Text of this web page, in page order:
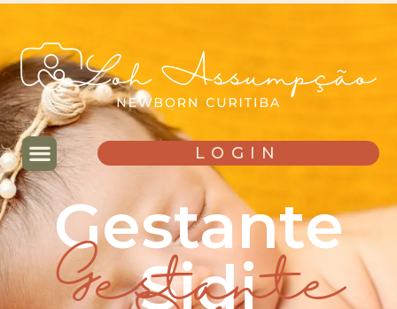
LOGIN
Gestante
Sidi
Gestante